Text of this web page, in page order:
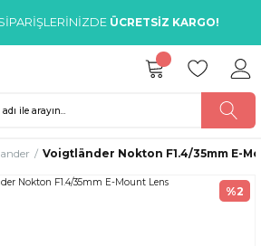
ÜCRETSİZ KARGO!
Voigtländer Nokton F1.4/35mm E-
%2